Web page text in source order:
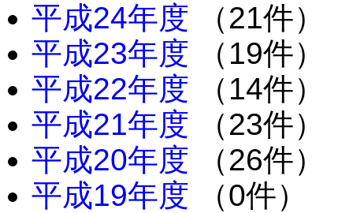
平成24年度 （21件）
平成23年度 （19件）
平成22年度 （14件）
平成21年度 （23件）
平成20年度 （26件）
平成19年度 （0件）